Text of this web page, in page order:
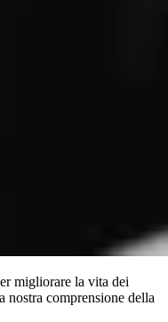
migliorare la vita dei
nostra comprensione della